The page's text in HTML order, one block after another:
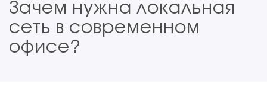
Зачем нужна локальная
сеть в современном
офисе?